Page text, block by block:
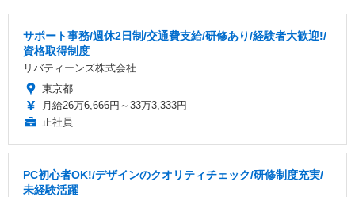
サポート事務/週休2日制/交通費支給/研修あり/経験者大歓迎!/
資格取得制度
リバティーンズ株式会社
東京都
月給26万6,666円～33万3,333円
正社員
PC初心者OK!/デザインのクオリティチェック/研修制度充実/
未経験活躍